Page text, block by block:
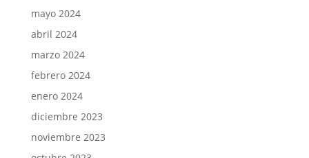
mayo 2024
abril 2024
marzo 2024
febrero 2024
enero 2024
diciembre 2023
noviembre 2023